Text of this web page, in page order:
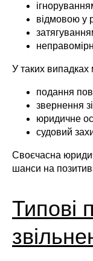
відмовою у
У таких
подання
звернення
юридичне
судовий
Своєчасна
шанси на
Типові